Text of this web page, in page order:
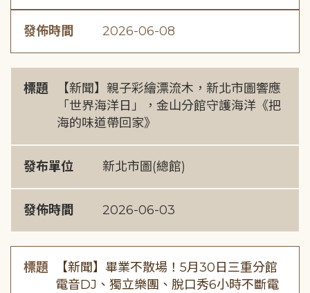
發佈時間 2026-06-08
標題
【新聞】親子彩繪漂流木，新北市圖響應
「世界海洋日」，金山分館守護海洋《把
海的味道帶回家》
發布單位 新北市圖(總館)
發佈時間 2026-06-03
標題
【新聞】畢業不散場！5月30日三重分館
電音DJ、獨立樂團、脫口秀6小時不斷電